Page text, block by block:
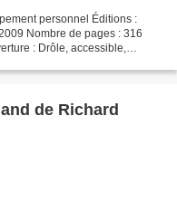
personnel Éditions :
Nombre de pages : 316
: Drôle, accessible,
de Richard